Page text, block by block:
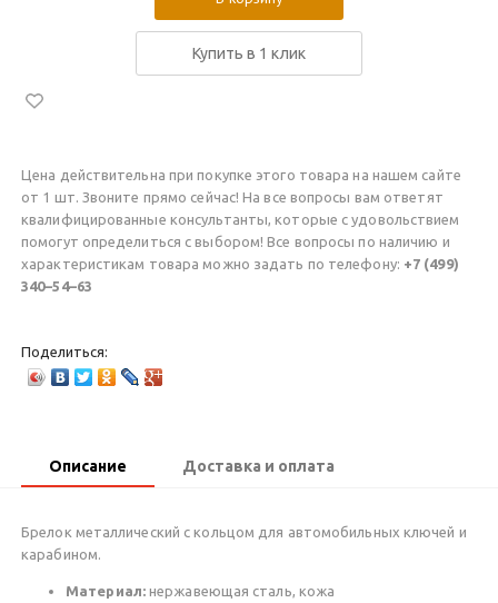
Купить в 1 клик
Цена действительна при покупке этого товара на нашем сайте
от 1 шт. Звоните прямо сейчас! На все вопросы вам ответят
квалифицированные консультанты, которые с удовольствием
помогут определиться с выбором! Все вопросы по наличию и
характеристикам товара можно задать по телефону: +7 (499)
340–54–63
Поделиться:
Описание Доставка и оплата
Брелок металлический с кольцом для автомобильных ключей и
карабином.
Материал: нержавеющая сталь, кожа